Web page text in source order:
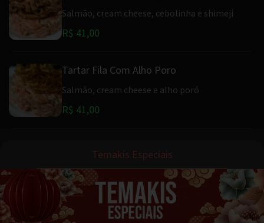
Salmão, cream cheese, cebolinha e shimeji
R$ 41,00
Tartar Fila Com Alho Poro
Salmão, cream cheese e alho poró
R$ 41,00
Temakis Especiais